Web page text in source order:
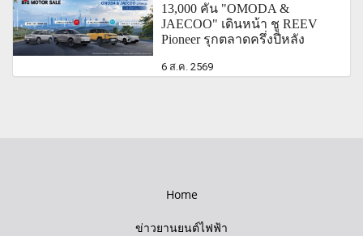
13,000 คัน "OMODA &
JAECOO" เดินหน้า ชู REEV
Pioneer รุกตลาดครึ่งปีหลัง
6 ส.ค. 2569
Home
ข่าวยานยนต์ไฟฟ้า